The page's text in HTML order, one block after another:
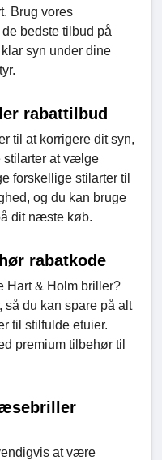
Brug vores
bedste tilbud på
syn under dine
rabattilbud
til at korrigere dit syn,
stilarter at vælge
forskellige stilarter til
og du kan bruge
dit næste køb.
rabatkode
Hart & Holm briller?
du kan spare på alt
til stilfulde etuier.
premium tilbehør til
at være